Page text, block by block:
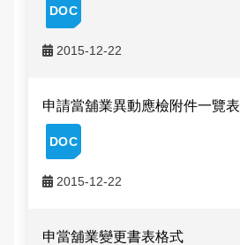
2015-12-22
申請當舖業異動應檢附件一覽表
2015-12-22
申當舖業變更書表格式